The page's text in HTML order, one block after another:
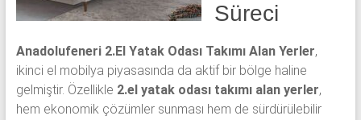
Süreci
Anadolufeneri 2.El Yatak Odası Takımı Alan Yerler,
ikinci el mobilya piyasasında da aktif bir bölge haline
gelmiştir. Özellikle 2.el yatak odası takımı alan yerler,
hem ekonomik çözümler sunması hem de sürdürülebilir